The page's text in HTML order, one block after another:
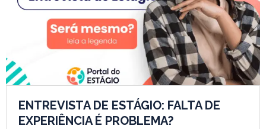
ENTREVISTA DE ESTÁGIO: FALTA DE
EXPERIÊNCIA É PROBLEMA?